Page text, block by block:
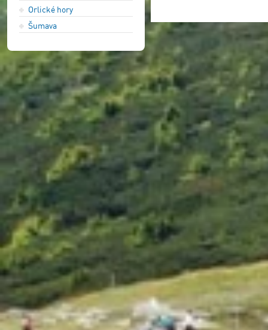
Orlické hory
Šumava